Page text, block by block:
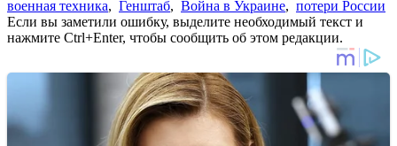
военная техника, Генштаб, Война в Украине, потери России
Если вы заметили ошибку, выделите необходимый текст и
нажмите Ctrl+Enter, чтобы сообщить об этом редакции.